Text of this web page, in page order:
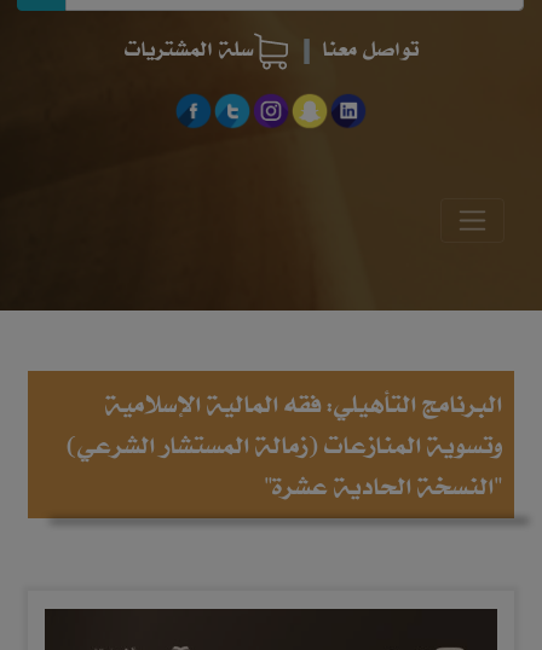
تواصل معنا سلة المشتريات
البرنامج التأهيلي: فقه المالية الإسلامية
وتسوية المنازعات (زمالة المستشار الشرعي)
"النسخة الحادية عشرة"